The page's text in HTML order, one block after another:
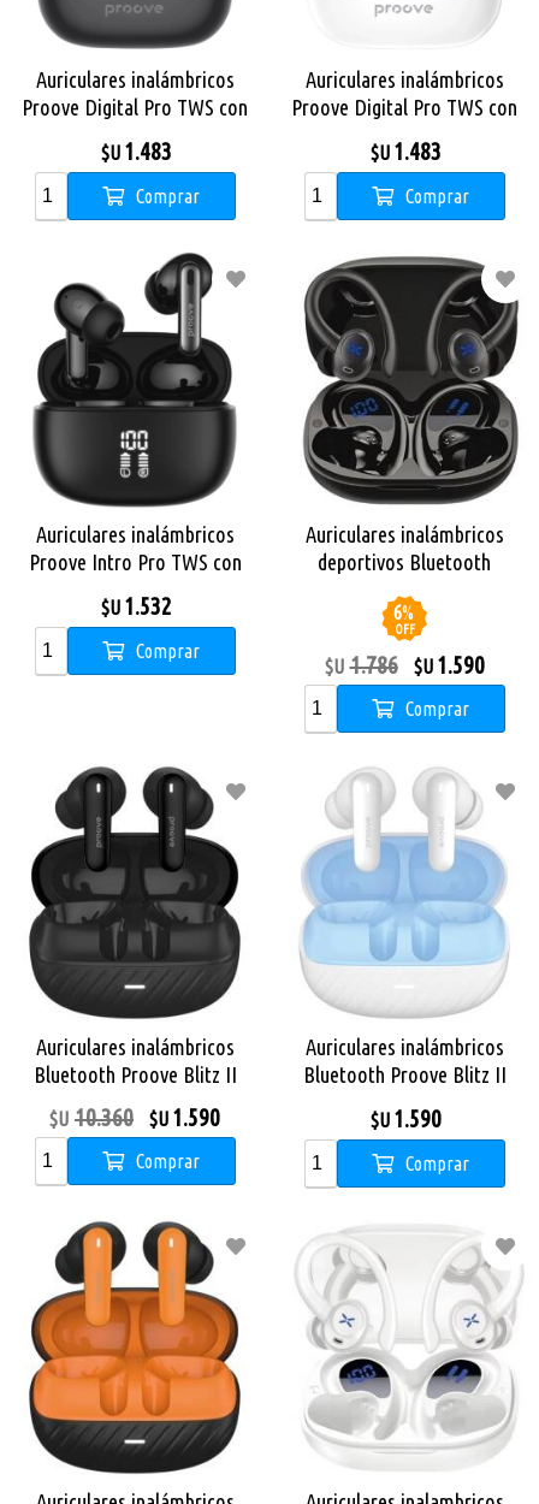
Auriculares inalámbricos
Proove Digital Pro TWS con
$U 1.483
Comprar
Auriculares inalámbricos
Proove Digital Pro TWS con
$U 1.483
Comprar
Auriculares inalámbricos
Proove Intro Pro TWS con
$U 1.532
Comprar
Auriculares inalámbricos
deportivos Bluetooth
Proove X-Go TWS Black
6%
OFF
$U 1.786 $U 1.590
Comprar
Auriculares inalámbricos
Bluetooth Proove Blitz II
TWS con ANC Híbrido Black
$U 10.360 $U 1.590
Comprar
Auriculares inalámbricos
Bluetooth Proove Blitz II
Blue
$U 1.590
Comprar